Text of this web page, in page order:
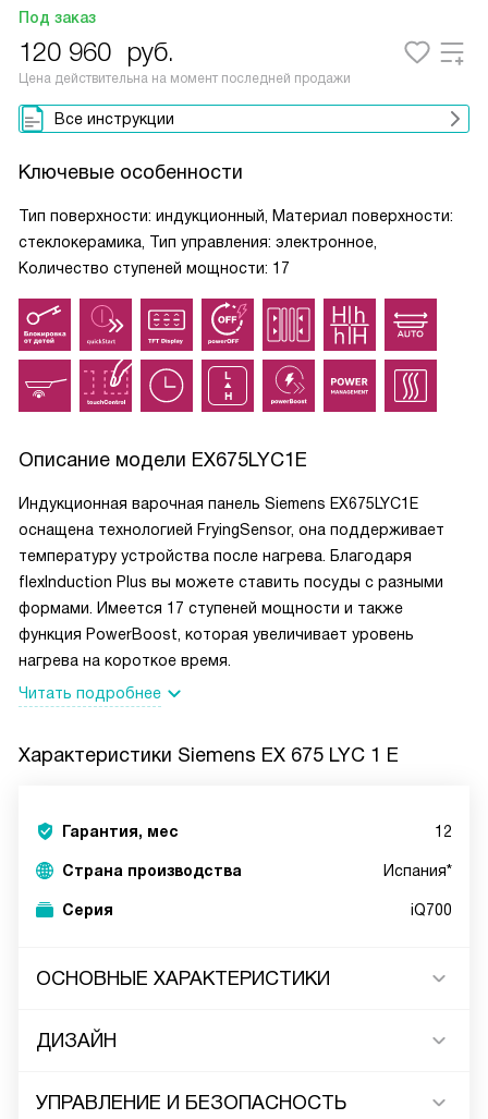
Под заказ
120 960 руб.
Цена действительна на момент последней продажи
Все инструкции
Ключевые особенности
Тип поверхности: индукционный, Материал поверхности:
стеклокерамика, Тип управления: электронное,
Количество ступеней мощности: 17
Описание модели EX675LYC1E
Индукционная варочная панель Siemens EX675LYC1E
оснащена технологией FryingSensor, она поддерживает
температуру устройства после нагрева. Благодаря
flexInduction Plus вы можете ставить посуды с разными
формами. Имеется 17 ступеней мощности и также
функция PowerBoost, которая увеличивает уровень
нагрева на короткое время.
Читать подробнее
Характеристики Siemens EX 675 LYC 1 E
Гарантия, мес 12
Страна производства Испания*
Серия iQ700
ОСНОВНЫЕ ХАРАКТЕРИСТИКИ
ДИЗАЙН
УПРАВЛЕНИЕ И БЕЗОПАСНОСТЬ